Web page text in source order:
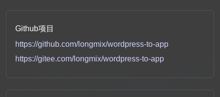
Github项目
https://github.com/longmix/wordpress-to-app
https://gitee.com/longmix/wordpress-to-app